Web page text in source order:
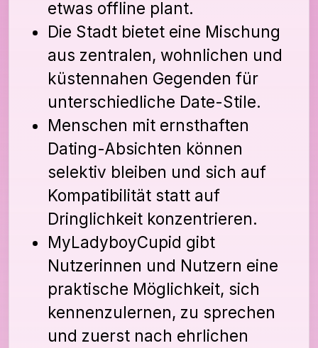
etwas offline plant.
Die Stadt bietet eine Mischung
aus zentralen, wohnlichen und
küstennahen Gegenden für
unterschiedliche Date-Stile.
Menschen mit ernsthaften
Dating-Absichten können
selektiv bleiben und sich auf
Kompatibilität statt auf
Dringlichkeit konzentrieren.
MyLadyboyCupid gibt
Nutzerinnen und Nutzern eine
praktische Möglichkeit, sich
kennenzulernen, zu sprechen
und zuerst nach ehrlichen